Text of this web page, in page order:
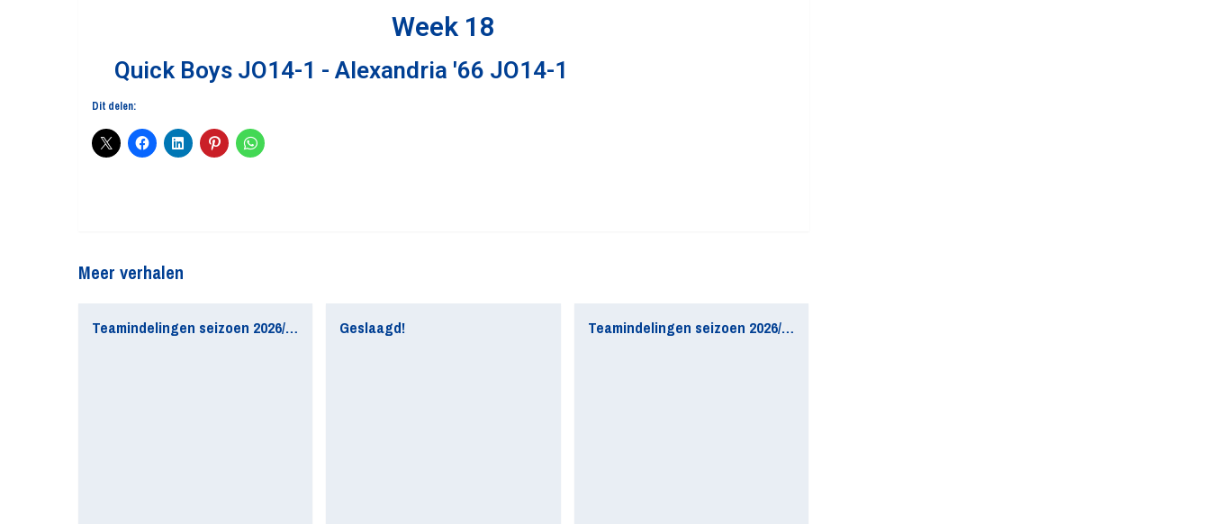
Week 18
Quick Boys JO14-1 - Alexandria '66 JO14-1
Dit delen:
Meer verhalen
Teamindelingen seizoen 2026/2027 update Geslaagd! Teamindelingen seizoen 2026/2027